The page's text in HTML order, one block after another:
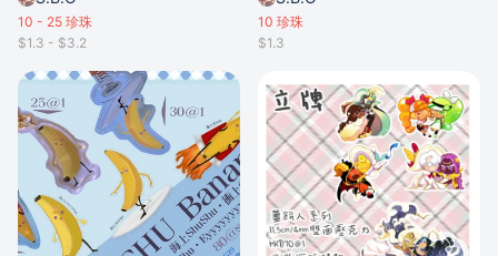
10 - 25 珍珠
$1.3 - $3.2
10 珍珠
$1.3